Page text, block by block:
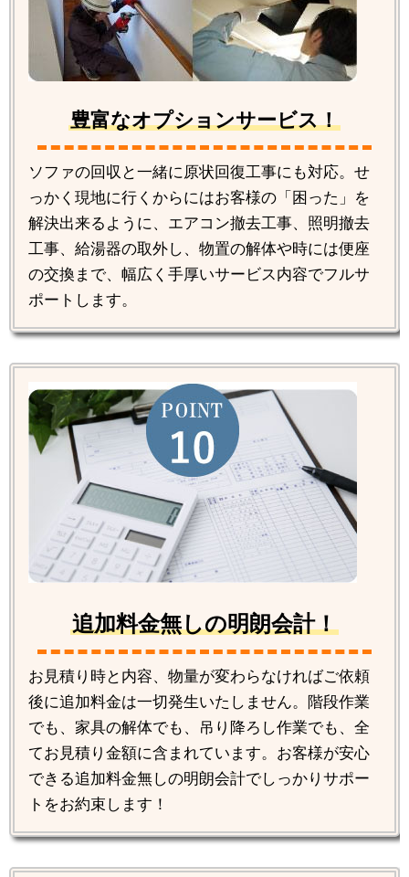
豊富なオプションサービス！
ソファの回収と一緒に原状回復工事にも対応。せ
っかく現地に行くからにはお客様の「困った」を
解決出来るように、エアコン撤去工事、照明撤去
工事、給湯器の取外し、物置の解体や時には便座
の交換まで、幅広く手厚いサービス内容でフルサ
ポートします。
追加料金無しの明朗会計！
お見積り時と内容、物量が変わらなければご依頼
後に追加料金は一切発生いたしません。階段作業
でも、家具の解体でも、吊り降ろし作業でも、全
てお見積り金額に含まれています。お客様が安心
できる追加料金無しの明朗会計でしっかりサポー
トをお約束します！